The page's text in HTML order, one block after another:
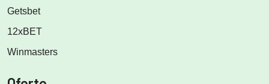
Getsbet
12xBET
Winmasters